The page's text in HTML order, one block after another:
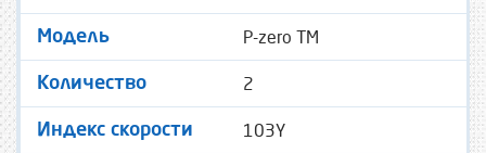
Модель P-zero TM
Количество 2
Индекс скорости 103Y